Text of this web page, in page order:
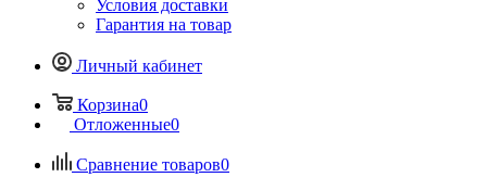
Условия доставки
Гарантия на товар
Личный кабинет
Корзина0
Отложенные0
Сравнение товаров0